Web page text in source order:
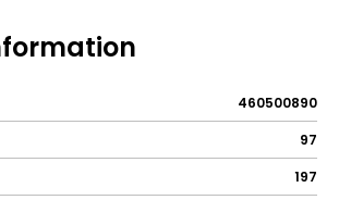
460500890
97
197